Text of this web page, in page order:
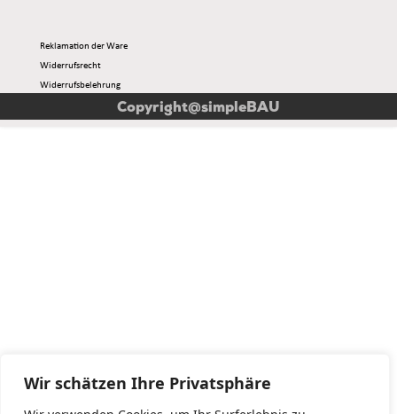
Wir schätzen Ihre Privatsphäre
Reklamation der Ware
Widerrufsrecht
Widerrufsbelehrung
Muster-widerrufsformularCopyright@simpleBAU